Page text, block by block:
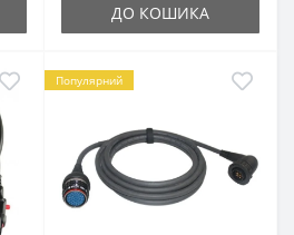
ДО КОШИКА
Популярний